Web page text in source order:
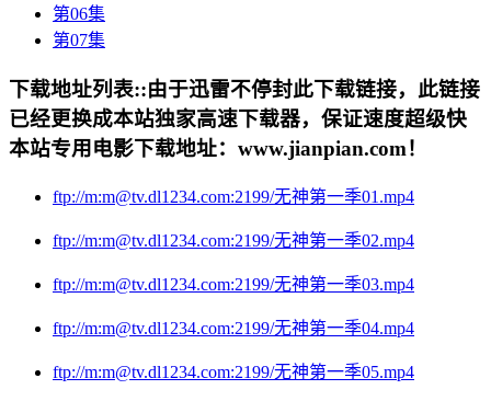
第06集
第07集
下载地址列表::由于迅雷不停封此下载链接，此链接
已经更换成本站独家高速下载器，保证速度超级快
本站专用电影下载地址：www.jianpian.com！
ftp://m:m@tv.dl1234.com:2199/无神第一季01.mp4
ftp://m:m@tv.dl1234.com:2199/无神第一季02.mp4
ftp://m:m@tv.dl1234.com:2199/无神第一季03.mp4
ftp://m:m@tv.dl1234.com:2199/无神第一季04.mp4
ftp://m:m@tv.dl1234.com:2199/无神第一季05.mp4